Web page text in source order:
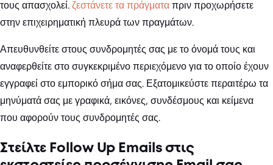
τους απασχολεί. ζεστάνετε τα πράγματα πριν προχωρήσετε
στην επιχειρηματική πλευρά των πραγμάτων.
Απευθυνθείτε στους συνδρομητές σας με το όνομά τους και
αναφερθείτε στο συγκεκριμένο περιεχόμενο για το οποίο έχουν
εγγραφεί στο εμπορικό σήμα σας. Εξατομικεύστε περαιτέρω τα
μηνύματά σας με γραφικά, εικόνες, συνδέσμους και κείμενα
που αφορούν τους συνδρομητές σας.
Στείλτε Follow Up Emails στις